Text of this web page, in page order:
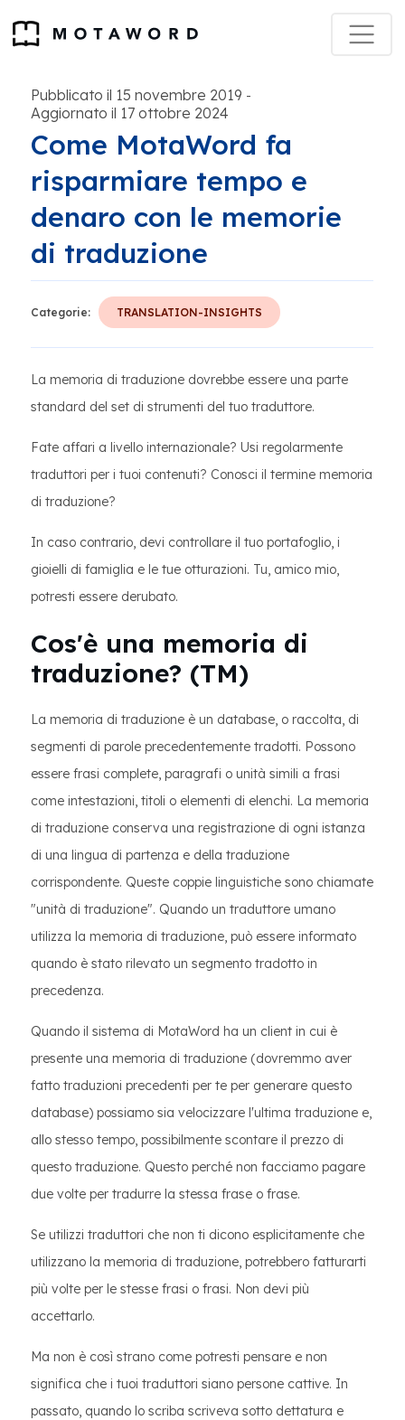
Pubblicato il 15 novembre 2019 -
Aggiornato il 17 ottobre 2024
Come MotaWord fa
risparmiare tempo e
denaro con le memorie
di traduzione
Categorie: TRANSLATION-INSIGHTS
La memoria di traduzione dovrebbe essere una parte
standard del set di strumenti del tuo traduttore.
Fate affari a livello internazionale? Usi regolarmente
traduttori per i tuoi contenuti? Conosci il termine memoria
di traduzione?
In caso contrario, devi controllare il tuo portafoglio, i
gioielli di famiglia e le tue otturazioni. Tu, amico mio,
potresti essere derubato.
Cos'è una memoria di
traduzione? (TM)
La memoria di traduzione è un database, o raccolta, di
segmenti di parole precedentemente tradotti. Possono
essere frasi complete, paragrafi o unità simili a frasi
come intestazioni, titoli o elementi di elenchi. La memoria
di traduzione conserva una registrazione di ogni istanza
di una lingua di partenza e della traduzione
corrispondente. Queste coppie linguistiche sono chiamate
"unità di traduzione". Quando un traduttore umano
utilizza la memoria di traduzione, può essere informato
quando è stato rilevato un segmento tradotto in
precedenza.
Quando il sistema di MotaWord ha un client in cui è
presente una memoria di traduzione (dovremmo aver
fatto traduzioni precedenti per te per generare questo
database) possiamo sia velocizzare l'ultima traduzione e,
allo stesso tempo, possibilmente scontare il prezzo di
questo traduzione. Questo perché non facciamo pagare
due volte per tradurre la stessa frase o frase.
Se utilizzi traduttori che non ti dicono esplicitamente che
utilizzano la memoria di traduzione, potrebbero fatturarti
più volte per le stesse frasi o frasi. Non devi più
accettarlo.
Ma non è così strano come potresti pensare e non
significa che i tuoi traduttori siano persone cattive. In
passato, quando lo scriba scriveva sotto dettatura e